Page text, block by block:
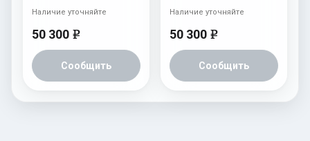
50 300 e
Сообщить
Наличие уточняйте
50 300 e
Сообщить
Наличие уточняйте